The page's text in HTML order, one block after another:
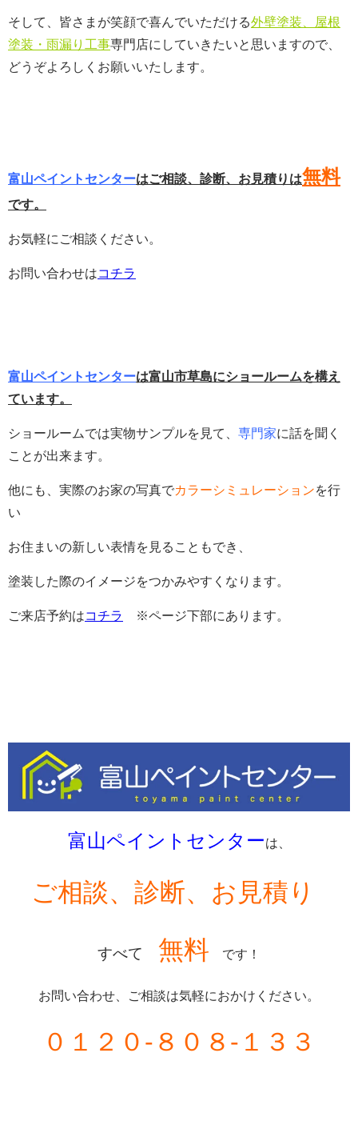
そして、皆さまが笑顔で喜んでいただける外壁塗装、屋根
塗装・雨漏り工事専門店にしていきたいと思いますので、
どうぞよろしくお願いいたします。
富山ペイントセンターはご相談、診断、お見積りは無料
です。
お気軽にご相談ください。
お問い合わせはコチラ
富山ペイントセンターは富山市草島にショールームを構え
ています。
ショールームでは実物サンプルを見て、 専門家に話を聞く
ことが出来ます。
他にも、実際のお家の写真でカラーシミュレーションを行
い
お住まいの新しい表情を見ることもでき、
塗装した際のイメージをつかみやすくなります。
ご来店予約はコチラ ※ページ下部にあります。
富山ペイントセンターは、
ご相談、診断、お見積り
すべて 無料 です！
お問い合わせ、ご相談は気軽におかけください。
０１２０-８０８-１３３